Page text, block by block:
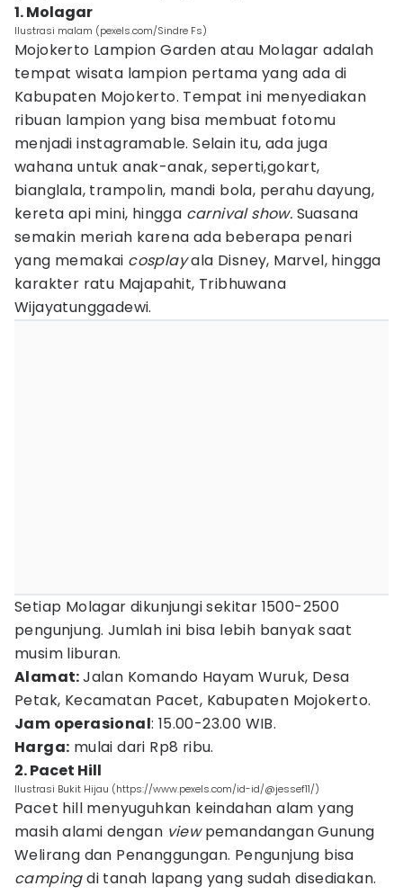
1. Molagar
Ilustrasi malam (pexels.com/Sindre Fs)
Mojokerto Lampion Garden atau Molagar adalah
tempat wisata lampion pertama yang ada di
Kabupaten Mojokerto. Tempat ini menyediakan
ribuan lampion yang bisa membuat fotomu
menjadi instagramable. Selain itu, ada juga
wahana untuk anak-anak, seperti,gokart,
bianglala, trampolin, mandi bola, perahu dayung,
kereta api mini, hingga carnival show. Suasana
semakin meriah karena ada beberapa penari
yang memakai cosplayala Disney, Marvel, hingga
karakter ratu Majapahit, Tribhuwana
Wijayatunggadewi.
Setiap Molagar dikunjungi sekitar 1500-2500
pengunjung. Jumlah ini bisa lebih banyak saat
musim liburan.
Alamat:Jalan Komando Hayam Wuruk, Desa
Petak, Kecamatan Pacet, Kabupaten Mojokerto.
Jam operasional: 15.00-23.00 WIB.
Harga: mulai dari Rp8 ribu.
2. Pacet Hill
Ilustrasi Bukit Hijau (https://www.pexels.com/id-id/@jessef11/)
Pacet hill menyuguhkan keindahan alam yang
masih alami dengan viewpemandangan Gunung
Welirang dan Penanggungan. Pengunjung bisa
campingdi tanah lapang yang sudah disediakan.